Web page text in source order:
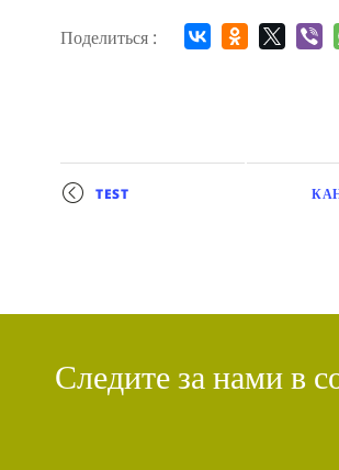
Поделиться :
Мероприятие
TEST
Следите за нами в